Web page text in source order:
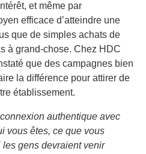
et même par
efficace d’atteindre une
que de simples achats de
à grand-chose. Chez HDC
que des campagnes bien
la différence pour attirer de
établissement.
authentique avec
vous êtes, ce que vous
gens devraient venir